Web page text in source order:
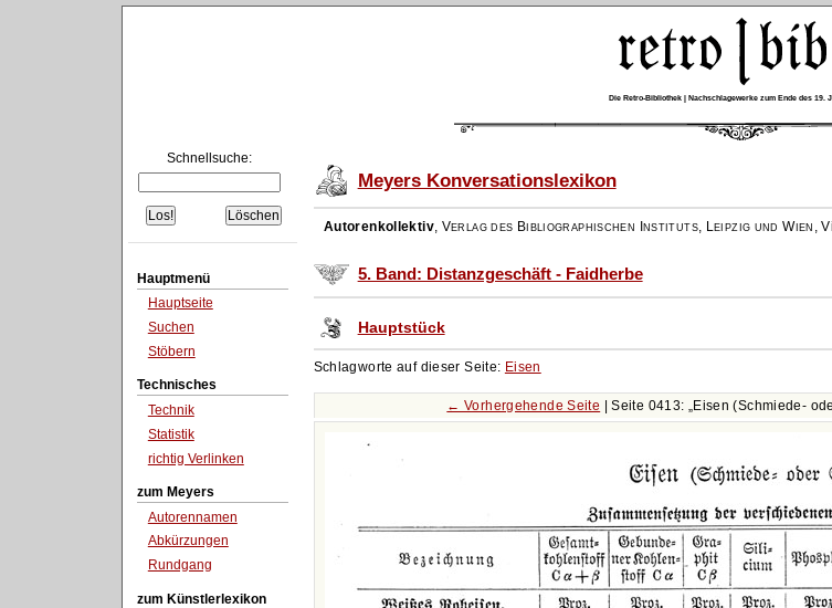
Die Retro-Bibliothek | Nachschlagewerke zum Ende des 19.
Schnellsuche:
Hauptmenü
Hauptseite
Suchen
Stöbern
Technisches
Technik
Statistik
richtig Verlinken
zum Meyers
Autorennamen
Abkürzungen
Rundgang
zum Künstlerlexikon
Meyers Konversationslexikon
Autorenkollektiv, Verlag des Bibliographischen Instituts, Leipzig und Wien ,
5. Band: Distanzgeschäft - Faidherbe
Hauptstück
Schlagworte auf dieser Seite: Eisen
← Vorhergehende Seite | Seite 0413: Eisen (Schmiede-